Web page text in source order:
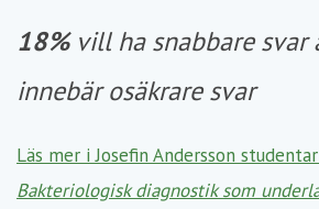
18% vill ha snabbare svar
innebär osäkrare svar
Läs mer i Josefin Andersson
Bakteriologisk diagnostik som